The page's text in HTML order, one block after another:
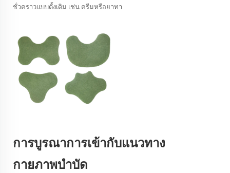
ชั่วคราวแบบดั้งเดิม เช่น ครีมหรือยาทา
การบูรณาการเข้ากับแนวทาง
กายภาพบำบัด